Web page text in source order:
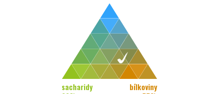
sacharidy
bílkoviny